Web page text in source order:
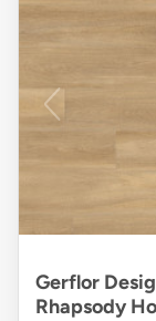
Gerflor
Rhapsody